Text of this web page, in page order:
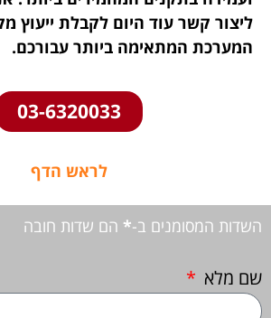
ליצור קשר עוד היום לקבלת ייעוץ
המערכת המתאימה ביותר עבורכם.
03-6320033
לראש הדף
השדות המסומנים ב-* הם שדות חובה
שם מלא